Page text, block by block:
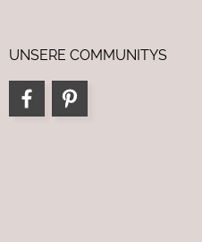
UNSERE COMMUNITYS